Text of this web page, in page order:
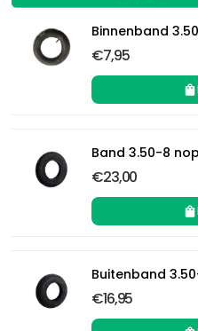
Binnenband
€7,95
Band 3.50-8
€23,00
Buitenband
€16,95